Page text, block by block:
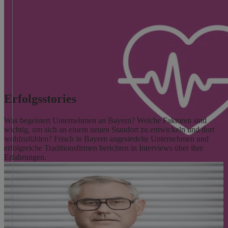
Fin- & InsurTech
Bayern ist ein lebendiges Epizentrum für Cross-Industry-Innovation
in Fin- & InsurTech. Erfahren Sie, wie Acceleratoren, Events und
öffentliche Institutionen dazu beitragen, ein blühendes Ökosystem
Erfolgsstories
Was begeistert Unternehmen an Bayern? Welche Faktoren sind
wichtig, um sich an einem neuen Standort zu entwickeln und dort
wohlzufühlen? Frisch in Bayern angesiedelte Unternehmen und
erfolgreiche Traditionsfirmen berichten in Interviews über ihre
Erfahrungen.